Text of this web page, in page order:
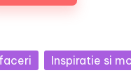
Inspiratie si